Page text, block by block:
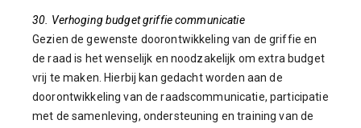
30. Verhoging budget griffie communicatie
Gezien de gewenste doorontwikkeling van de griffie en
de raad is het wenselijk en noodzakelijk om extra budget
vrij te maken. Hierbij kan gedacht worden aan de
doorontwikkeling van de raadscommunicatie, participatie
met de samenleving, ondersteuning en training van de